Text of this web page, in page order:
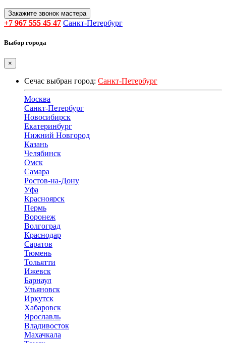
Закажите звонок мастера
+7 967 555 45 47 Санкт-Петербург
Выбор города
×
Сечас выбран город: Санкт-Петербург
Москва
Санкт-Петербург
Новосибирск
Екатеринбург
Нижний Новгород
Казань
Челябинск
Омск
Самара
Ростов-на-Дону
Уфа
Красноярск
Пермь
Воронеж
Волгоград
Краснодар
Саратов
Тюмень
Тольятти
Ижевск
Барнаул
Ульяновск
Иркутск
Хабаровск
Ярославль
Владивосток
Махачкала